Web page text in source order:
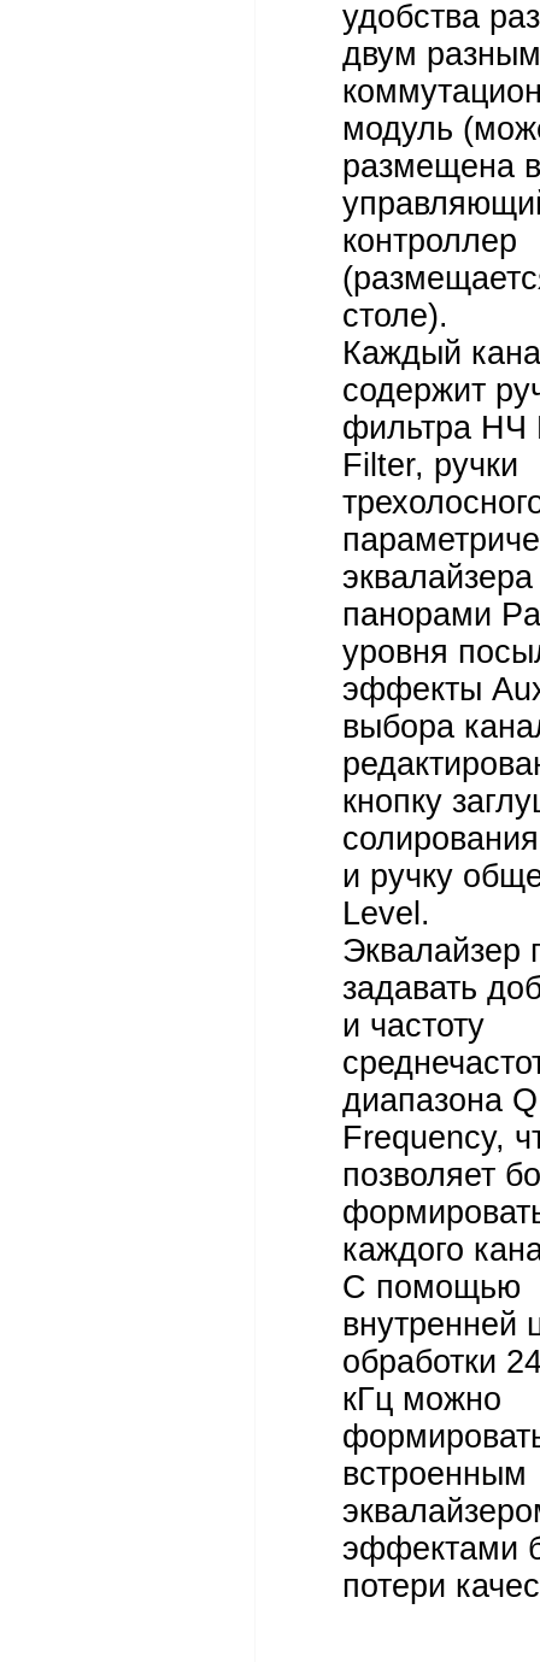
удобства
двум
модуль
размещена
контроллер
столе).
Каждый
содержит
фильтра НЧ
Filter, ручки
панорами
уровня
эффекты
выбора
кнопку
и ручку
Level.
Эквалайзер
задавать
и частоту
диапазона
Frequency,
позволяет
каждого
С помощью
внутренней
обработки
кГц можно
встроенным
эффектами
потери